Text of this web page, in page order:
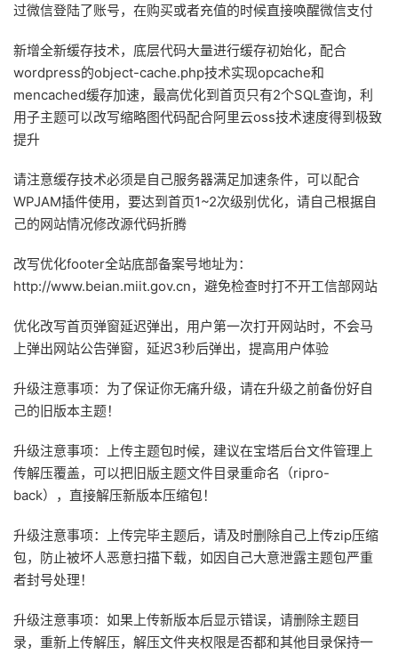
过微信登陆了账号，在购买或者充值的时候直接唤醒微信支付
新增全新缓存技术，底层代码大量进行缓存初始化，配合
wordpress的object-cache.php技术实现opcache和
mencached缓存加速，最高优化到首页只有2个SQL查询，利
用子主题可以改写缩略图代码配合阿里云oss技术速度得到极致
提升
请注意缓存技术必须是自己服务器满足加速条件，可以配合
WPJAM插件使用，要达到首页1~2次级别优化，请自己根据自
己的网站情况修改源代码折腾
改写优化footer全站底部备案号地址为：
http://www.beian.miit.gov.cn，避免检查时打不开工信部网站
优化改写首页弹窗延迟弹出，用户第一次打开网站时，不会马
上弹出网站公告弹窗，延迟3秒后弹出，提高用户体验
升级注意事项：为了保证你无痛升级，请在升级之前备份好自
己的旧版本主题！
升级注意事项：上传主题包时候，建议在宝塔后台文件管理上
传解压覆盖，可以把旧版主题文件目录重命名（ripro-
back），直接解压新版本压缩包！
升级注意事项：上传完毕主题后，请及时删除自己上传zip压缩
包，防止被坏人恶意扫描下载，如因自己大意泄露主题包严重
者封号处理！
升级注意事项：如果上传新版本后显示错误，请删除主题目
录，重新上传解压，解压文件夹权限是否都和其他目录保持一